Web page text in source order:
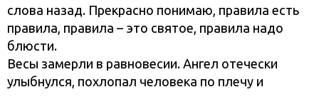
слова назад. Прекрасно понимаю, правила есть
правила, правила – это святое, правила надо
блюсти.
Весы замерли в равновесии. Ангел отечески
улыбнулся, похлопал человека по плечу и